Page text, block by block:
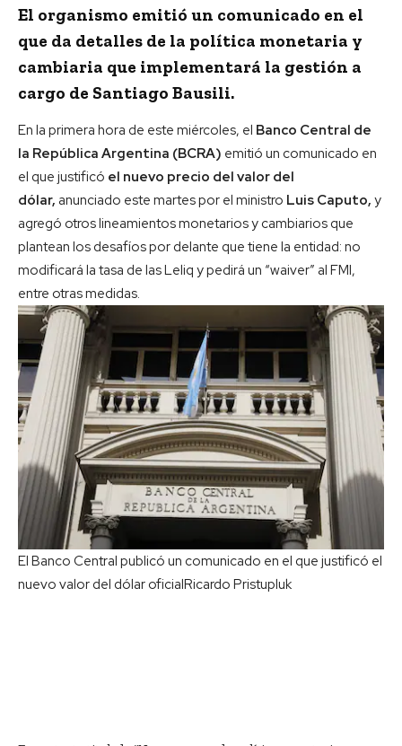
El organismo emitió un comunicado en el
que da detalles de la política monetaria y
cambiaria que implementará la gestión a
cargo de Santiago Bausili.
En la primera hora de este miércoles, el Banco Central de
la República Argentina (BCRA) emitió un comunicado en
el que justificó el nuevo precio del valor del
dólar, anunciado este martes por el ministro Luis Caputo, y
agregó otros lineamientos monetarios y cambiarios que
plantean los desafíos por delante que tiene la entidad: no
modificará la tasa de las Leliq y pedirá un “waiver” al FMI,
entre otras medidas.
El Banco Central publicó un comunicado en el que justificó el
nuevo valor del dólar oficialRicardo Pristupluk